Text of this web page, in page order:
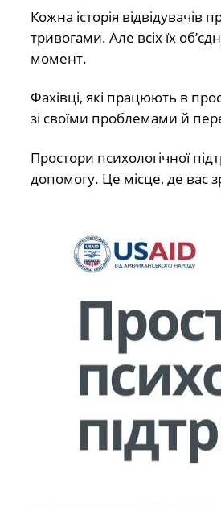
Кожна історія
тривогами. Але всіх їх
момент.
Фахівці, які працюють в
зі своїми проблемами й
Простори психологічної
допомогу. Це місце, де вас